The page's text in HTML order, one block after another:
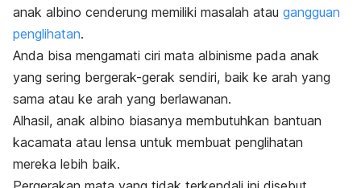
anak albino cenderung memiliki masalah atau gangguan
penglihatan.
Anda bisa mengamati ciri mata albinisme pada anak
yang sering bergerak-gerak sendiri, baik ke arah yang
sama atau ke arah yang berlawanan.
Alhasil, anak albino biasanya membutuhkan bantuan
kacamata atau lensa untuk membuat penglihatan
mereka lebih baik.